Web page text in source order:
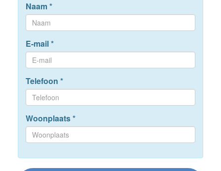
Naam*
E-mail*
Telefoon *
Woonplaats*